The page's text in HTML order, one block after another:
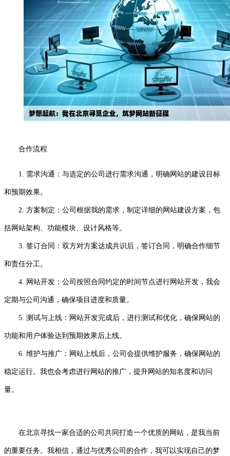
合作流程
1. 需求沟通：与选定的公司进行需求沟通，明确网站的建设目标
和预期效果。
2. 方案制定：公司根据我的需求，制定详细的网站建设方案，包
括网站架构、功能模块、设计风格等。
3. 签订合同：双方对方案达成共识后，签订合同，明确合作细节
和责任分工。
4. 网站开发：公司按照合同约定的时间节点进行网站开发，我会
定期与公司沟通，确保项目进度和质量。
5. 测试与上线：网站开发完成后，进行测试和优化，确保网站的
功能和用户体验达到预期效果后上线。
6. 维护与推广：网站上线后，公司会提供维护服务，确保网站的
稳定运行。我也会考虑进行网站的推广，提升网站的知名度和访问
量。
在北京寻找一家合适的公司共同打造一个优质的网站，是我当前
的重要任务。我相信，通过与优秀公司的合作，我可以实现自己的梦